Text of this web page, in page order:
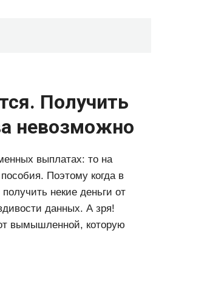
Получить
невозможно
выплатах: то на
Поэтому когда в
некие деньги от
данных. А зря!
вымышленной, которую